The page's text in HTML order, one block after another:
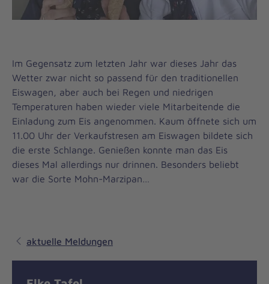
Im Gegensatz zum letzten Jahr war dieses Jahr das
Wetter zwar nicht so passend für den traditionellen
Eiswagen, aber auch bei Regen und niedrigen
Temperaturen haben wieder viele Mitarbeitende die
Einladung zum Eis angenommen. Kaum öffnete sich um
11.00 Uhr der Verkaufstresen am Eiswagen bildete sich
die erste Schlange. Genießen konnte man das Eis
dieses Mal allerdings nur drinnen. Besonders beliebt
war die Sorte Mohn-Marzipan…
aktuelle Meldungen